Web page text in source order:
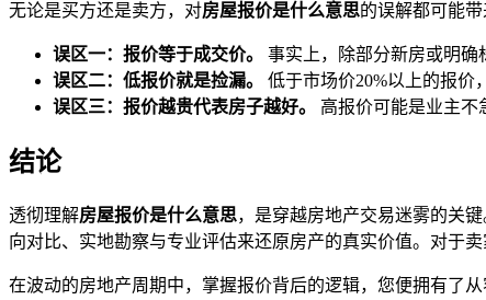
无论是买方还是卖方，对房屋报价是什么意思的误解都可能带
误区一：报价等于成交价。
事实上，除部分新房或明确
误区二：低报价就是捡漏。
低于市场价20%以上的报价
误区三：报价越贵代表房子越好。
高报价可能是业主不
结论
透彻理解房屋报价是什么意思，是穿越房地产交易迷雾的关
向对比、实地勘察与专业评估来还原房产的真实价值。对于
在波动的房地产周期中，掌握报价背后的逻辑，您便拥有了